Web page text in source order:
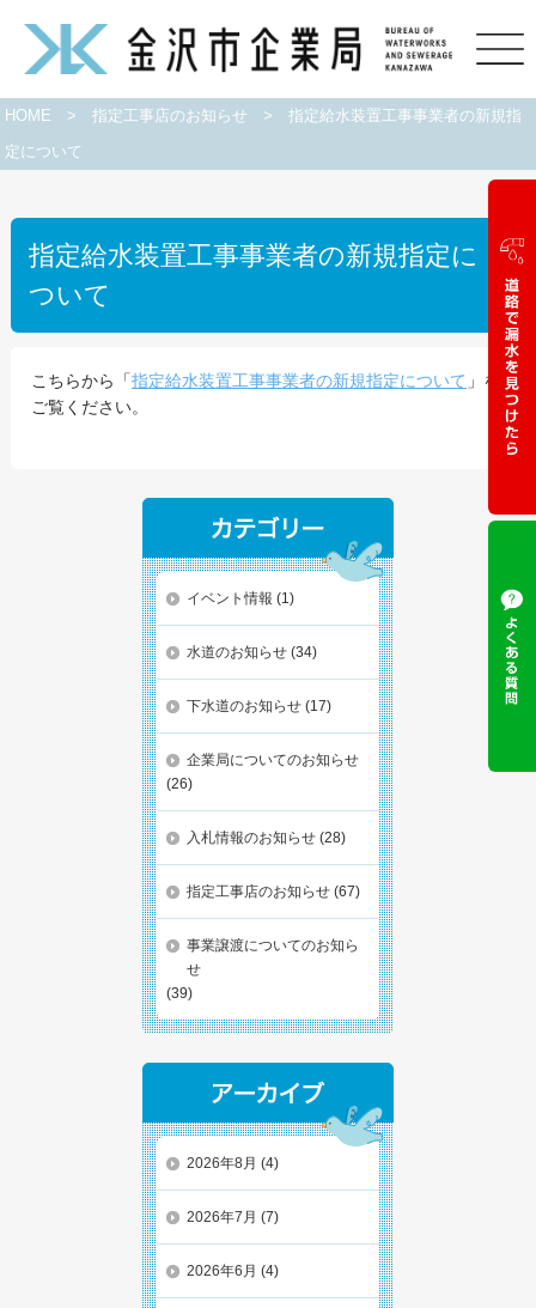
HOME >指定工事店のお知らせ >指定給水装置工事事業者の新規指
定について
指定給水装置工事事業者の新規指定に
ついて
こちらから「指定給水装置工事事業者の新規指定について 」を
ご覧ください。
イベント情報 (1)
水道のお知らせ (34)
下水道のお知らせ (17)
企業局についてのお知らせ
(26)
入札情報のお知らせ (28)
指定工事店のお知らせ (67)
事業譲渡についてのお知ら
せ
(39)
2026年8月 (4)
2026年7月 (7)
2026年6月 (4)